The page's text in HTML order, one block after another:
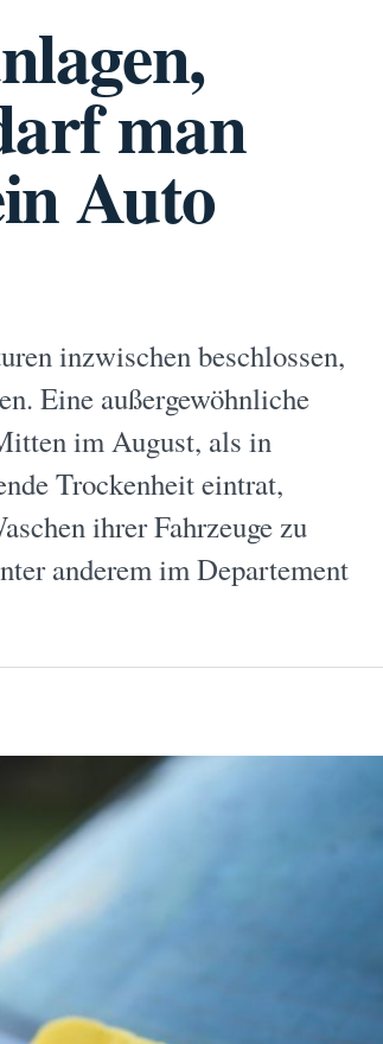
man
Auto
inzwischen beschlossen,
Eine außergewöhnliche
im August, als in
Trockenheit eintrat,
ihrer Fahrzeuge zu
anderem im Departement